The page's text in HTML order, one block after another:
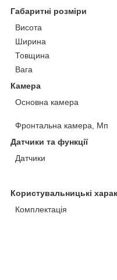
Габаритні розміри
Висота
Ширина
Товщина
Вага
Камера
Основна камера
Фронтальна камера, Мп
Датчики та функції
Датчики
Користувальницькі
Комплектація